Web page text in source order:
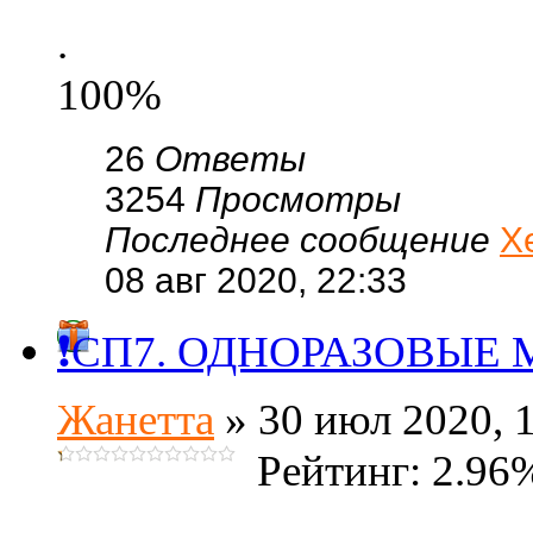
.
100%
26 Ответы
3254 Просмотры
Последнее сообщение
08 авг 2020, 22:33
❗СП7. ОДНОРАЗОВЫЕ
Жанетта » 30 июл 2020,
Рейтинг: